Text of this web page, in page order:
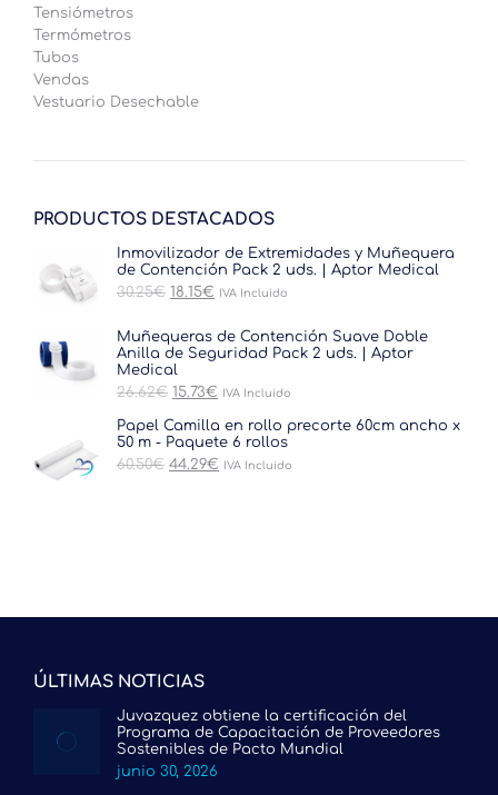
Tensiómetros
Termómetros
Tubos
Vendas
Vestuario Desechable
PRODUCTOS DESTACADOS
Inmovilizador de Extremidades y Muñequera
de Contención Pack 2 uds. | Aptor Medical
30.25€ El
era:
30.25€.
18.15€ El
es:
18.15€.
IVA Incluido
Muñequeras de Contención Suave Doble
Anilla de Seguridad Pack 2 uds. | Aptor
Medical
26.62€ El
original
era:
26.62€.
15.73€ El
actual
es:
15.73€.
IVA Incluido
Papel Camilla en rollo precorte 60cm ancho x
50 m - Paquete 6 rollos
60.50€ El
44.29€ El
IVA Incluido
ÚLTIMAS NOTICIAS
Juvazquez obtiene la certificación del
Programa de Capacitación de Proveedores
Sostenibles de Pacto Mundial
junio 30, 2026